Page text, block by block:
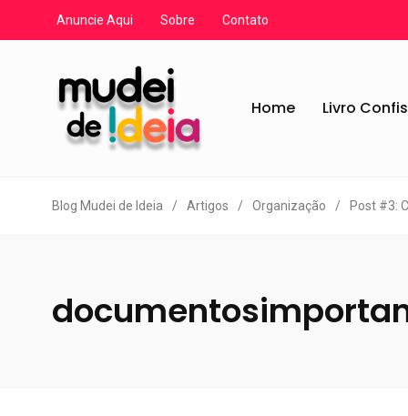
Anuncie Aqui Sobre Contato
Home Livro
Blog Mudei de Ideia / Artigos / Organização / Post #3: